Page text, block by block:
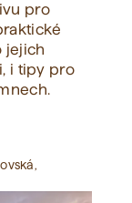
pro
jejich
i tipy pro